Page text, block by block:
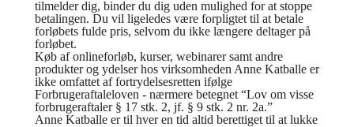
tilmelder dig, binder du dig uden mulighed for at stoppe
betalingen. Du vil ligeledes være forpligtet til at betale
forløbets fulde pris, selvom du ikke længere deltager på
forløbet.
Køb af onlineforløb, kurser, webinarer samt andre
produkter og ydelser hos virksomheden Anne Katballe er
ikke omfattet af fortrydelsesretten ifølge
Forbrugeraftaleloven - nærmere betegnet “Lov om visse
forbrugeraftaler § 17 stk. 2, jf. § 9 stk. 2 nr. 2a.”
Anne Katballe er til hver en tid altid berettiget til at lukke